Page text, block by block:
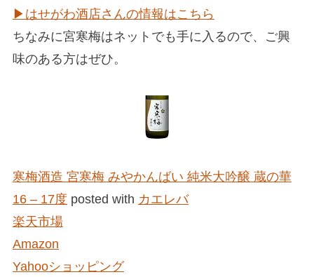
▶︎はせがわ酒店さんの情報はこちら
ちなみに宮寒梅はネットでも手に入るので、ご興
味のある方はぜひ。
寒梅酒造 宮寒梅 みやかんばい 純米大吟醸 蔵の華
16 – 17度 posted with カエレバ
楽天市場
Amazon
Yahooショッピング